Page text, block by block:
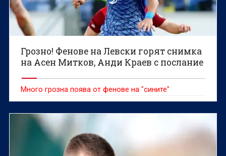
Грозно! Фенове на Левски горят снимка
на Асен Митков, Анди Краев с послание
Много грозна поява от фенове на "сините"